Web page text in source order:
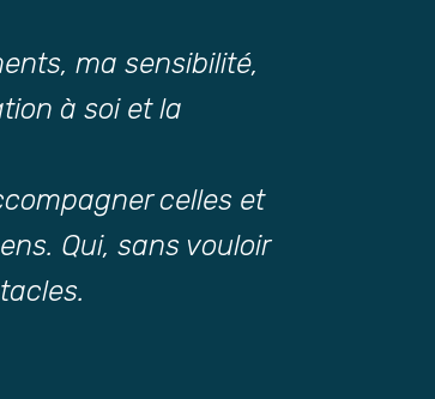
ma sensibilité,
à soi et la
celles et
Qui, sans vouloir